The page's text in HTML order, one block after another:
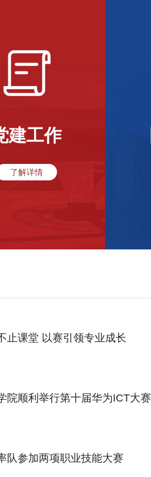
建工作
了解详情
止课堂 以赛引领专业成长
院顺利举行第十届华为ICT大
队参加两项职业技能大赛